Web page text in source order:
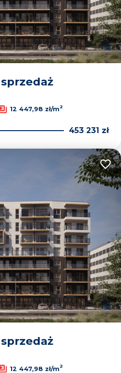
12 447,98 zł/m2
453 231 zł
12 447,98 zł/m2